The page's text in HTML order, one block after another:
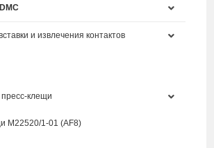
и извлечения контактов
клещи
M22520/1-01 (AF8)